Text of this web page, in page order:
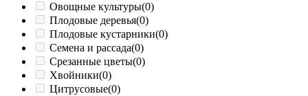
Овощные культуры(0)
Плодовые деревья(0)
Плодовые кустарники(0)
Семена и рассада(0)
Срезанные цветы(0)
Хвойники(0)
Цитрусовые(0)